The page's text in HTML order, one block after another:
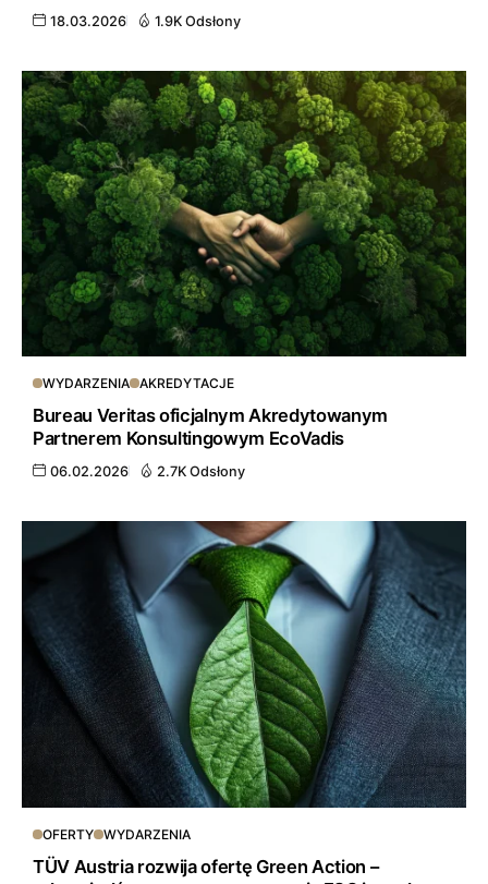
18.03.2026 1.9K Odsłony
WYDARZENIA AKREDYTACJE
Bureau Veritas oficjalnym Akredytowanym
Partnerem Konsultingowym EcoVadis
06.02.2026 2.7K Odsłony
OFERTY WYDARZENIA
TÜV Austria rozwija ofertę Green Action –